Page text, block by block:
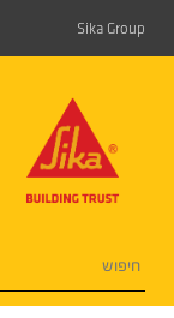
Sika Group